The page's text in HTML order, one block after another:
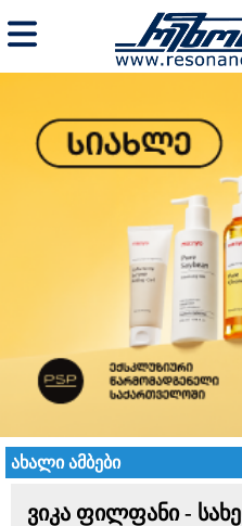
ახალი ამბები
ვიკა ფილფანი -